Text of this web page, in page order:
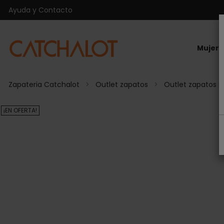
Ayuda y Contacto
Mujer
Zapateria Catchalot Outlet zapatos Outlet zapatos
¡EN OFERTA!